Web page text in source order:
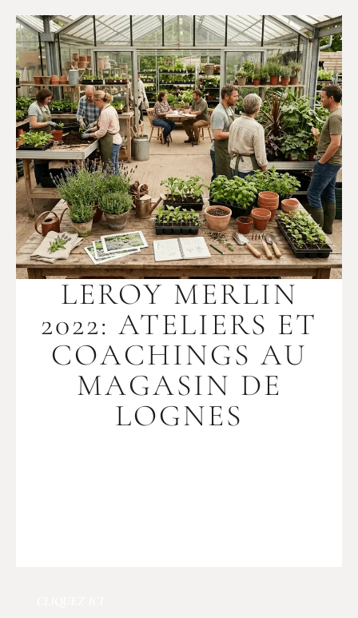
LEROY MERLIN
2022: ATELIERS ET
COACHINGS AU
MAGASIN DE
LOGNES